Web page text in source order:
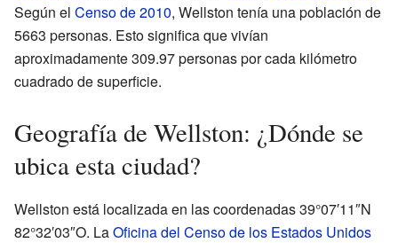
Según el Censo de 2010, Wellston tenía una población de
5663 personas. Esto significa que vivían
aproximadamente 309.97 personas por cada kilómetro
cuadrado de superficie.
Geografía de Wellston: ¿Dónde se
ubica esta ciudad?
Wellston está localizada en las coordenadas 39°07′11″N
82°32′03″O. LaOficina del Censo de los Estados Unidos